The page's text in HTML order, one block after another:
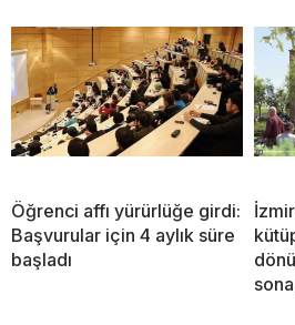
Öğrenci affı yürürlüğe girdi:
Başvurular için 4 aylık süre